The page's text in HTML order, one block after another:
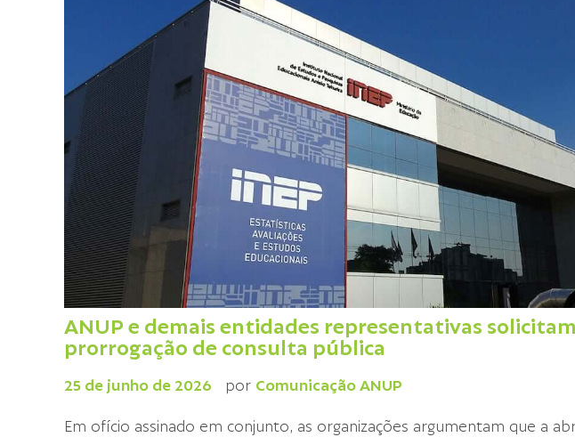
ANUP e demais entidades representativas
prorrogação de consulta pública
25 de junho de 2026 por Comunicação ANUP
Em ofício assinado em conjunto, as organizações argumentam que a